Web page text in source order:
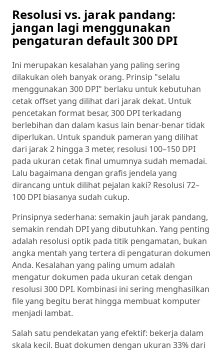
Resolusi vs. jarak pandang:
jangan lagi menggunakan
pengaturan default 300 DPI
Ini merupakan kesalahan yang paling sering
dilakukan oleh banyak orang. Prinsip "selalu
menggunakan 300 DPI" berlaku untuk kebutuhan
cetak offset yang dilihat dari jarak dekat. Untuk
pencetakan format besar, 300 DPI terkadang
berlebihan dan dalam kasus lain benar-benar tidak
diperlukan. Untuk spanduk pameran yang dilihat
dari jarak 2 hingga 3 meter, resolusi 100–150 DPI
pada ukuran cetak final umumnya sudah memadai.
Lalu bagaimana dengan grafis jendela yang
dirancang untuk dilihat pejalan kaki? Resolusi 72–
100 DPI biasanya sudah cukup.
Prinsipnya sederhana: semakin jauh jarak pandang,
semakin rendah DPI yang dibutuhkan. Yang penting
adalah resolusi optik pada titik pengamatan, bukan
angka mentah yang tertera di pengaturan dokumen
Anda. Kesalahan yang paling umum adalah
mengatur dokumen pada ukuran cetak dengan
resolusi 300 DPI. Kombinasi ini sering menghasilkan
file yang begitu berat hingga membuat komputer
menjadi lambat.
Salah satu pendekatan yang efektif: bekerja dalam
skala kecil. Buat dokumen dengan ukuran 33% dari